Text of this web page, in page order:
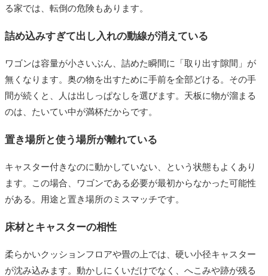
る家では、転倒の危険もあります。
詰め込みすぎて出し入れの動線が消えている
ワゴンは容量が小さいぶん、詰めた瞬間に「取り出す隙間」が
無くなります。奥の物を出すために手前を全部どける。その手
間が続くと、人は出しっぱなしを選びます。天板に物が溜まる
のは、たいてい中が満杯だからです。
置き場所と使う場所が離れている
キャスター付きなのに動かしていない、という状態もよくあり
ます。この場合、ワゴンである必要が最初からなかった可能性
がある。用途と置き場所のミスマッチです。
床材とキャスターの相性
柔らかいクッションフロアや畳の上では、硬い小径キャスター
が沈み込みます。動かしにくいだけでなく、へこみや跡が残る